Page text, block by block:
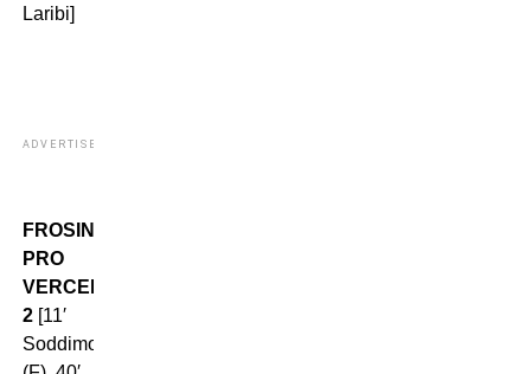
Laribi]
ADVERTISEMENT
FROSINONE-
PRO
VERCELLI 3-
2 [11′
Soddimo